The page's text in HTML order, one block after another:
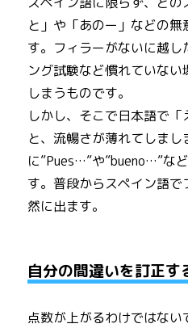
と」や「あのー」などの
す。フィラーがないに越
ング試験など慣れていな
しまうものです。
しかし、そこで日本語で
と、流暢さが薄れてしま
に”Pues…”や”bueno…”な
す。普段からスペイン語
然に出ます。
自分の間違いを訂正す
点数が上がるわけではな